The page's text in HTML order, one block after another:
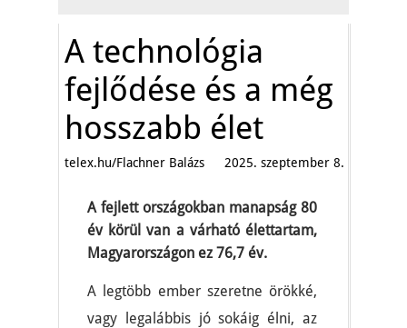
A technológia
fejlődése és a még
hosszabb élet
telex.hu/Flachner Balázs 2025. szeptember 8.
A fejlett országokban manapság 80
év körül van a várható élettartam,
Magyarországon ez 76,7 év.
A legtöbb ember szeretne örökké,
vagy legalábbis jó sokáig élni, az